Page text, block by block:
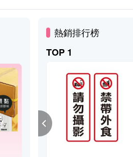
熱銷排行榜
TOP 1